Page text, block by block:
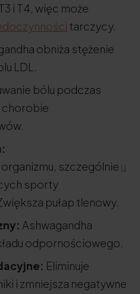
i T4, więc może
tarczycy.
obniża stężenie
LDL.
bólu podczas
chorobie
szczególnie u
sporty
pułap tlenowy.
Ashwagandha
odpornościowego.
Eliminuje
i zmniejsza negatywne